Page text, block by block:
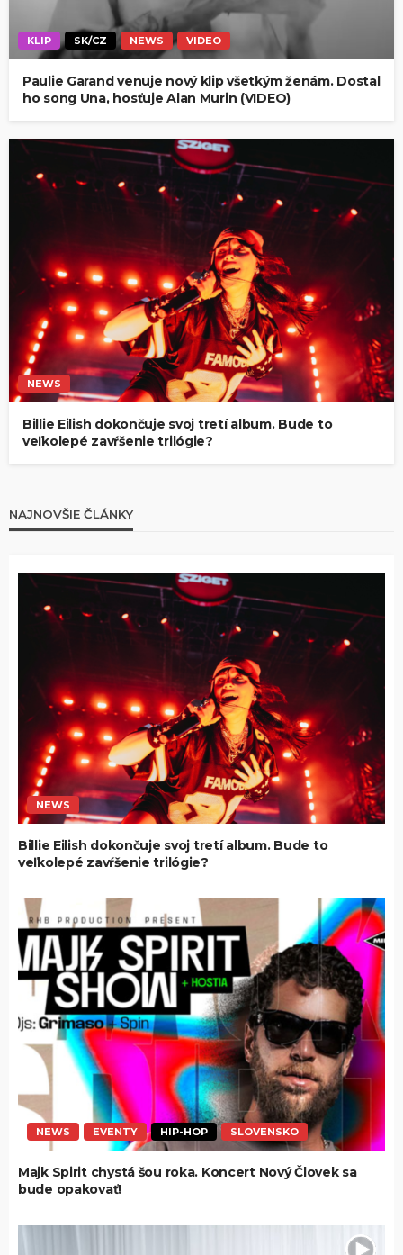
KLIP SK/CZ NEWS VIDEO
Paulie Garand venuje nový klip všetkým ženám. Dostal
ho song Una, hosťuje Alan Murin (VIDEO)
NEWS
Billie Eilish dokončuje svoj tretí album. Bude to
veľkolepé zavŕšenie trilógie?
NAJNOVŠIE ČLÁNKY
NEWS
Billie Eilish dokončuje svoj tretí album. Bude to
veľkolepé zavŕšenie trilógie?
NEWS EVENTY HIP-HOP SLOVENSKO
Majk Spirit chystá šou roka. Koncert Nový Človek sa
bude opakovať!